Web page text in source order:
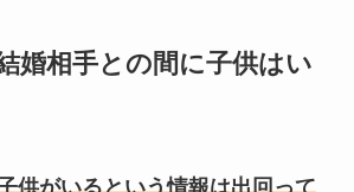
婚相手との間に子供はい
供がいるという情報は出回って